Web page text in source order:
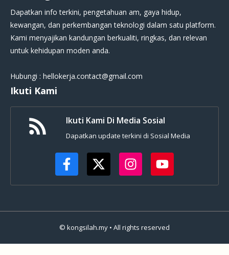
Dapatkan info terkini, pengetahuan am, gaya hidup,
kewangan, dan perkembangan teknologi dalam satu platform.
Kami menyajikan kandungan berkualiti, ringkas, dan relevan
untuk kehidupan moden anda.
Hubungi : hellokerja.contact@gmail.com
Ikuti Kami
Ikuti Kami Di Media Sosial
Dapatkan update terkini di Sosial Media
© kongsilah.my • All rights reserved